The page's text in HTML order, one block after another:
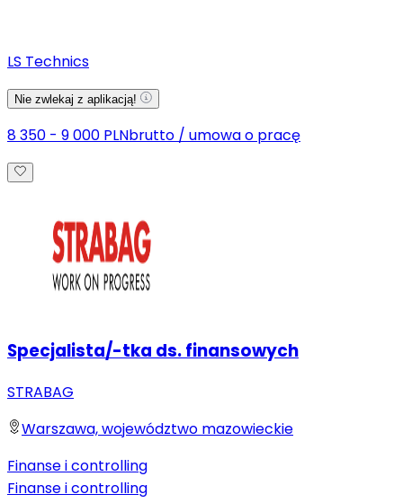
LS Technics
Nie zwlekaj z aplikacją!
8 350 - 9 000 PLNbrutto / umowa o pracę
Specjalista/-tka ds. finansowych
STRABAG
Warszawa, województwo mazowieckie
Finanse i controlling
Finanse i controlling